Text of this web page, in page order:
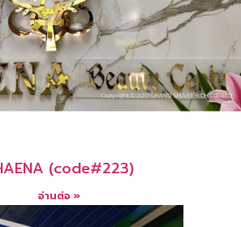
(code#223)
อ่านต่อ »